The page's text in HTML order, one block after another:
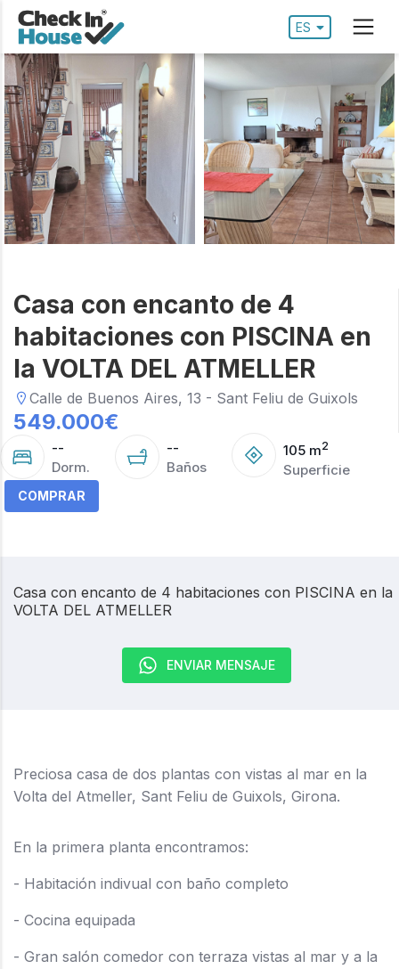
ES
Casa con encanto de 4
habitaciones con PISCINA en
la VOLTA DEL ATMELLER
Calle de Buenos Aires, 13 - Sant Feliu de Guixols
549.000€
--
Dorm.
--
Baños
105 m2
Superficie
COMPRAR
Casa con encanto de 4 habitaciones con PISCINA en la
VOLTA DEL ATMELLER
ENVIAR MENSAJE
Preciosa casa de dos plantas con vistas al mar en la
Volta del Atmeller, Sant Feliu de Guixols, Girona.
En la primera planta encontramos:
- Habitación indivual con baño completo
- Cocina equipada
- Gran salón comedor con terraza vistas al mar y a la